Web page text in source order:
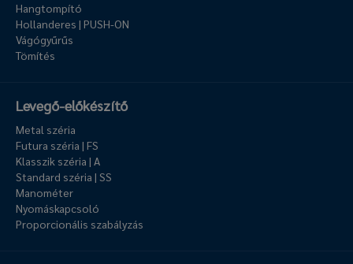
Hangtompító
Hollanderes | PUSH-ON
Vágógyűrűs
Tömítés
Levegő-előkészítő
Metal széria
Futura széria | FS
Klasszik széria | A
Standard széria | SS
Manométer
Nyomáskapcsoló
Proporcionális szabályzás